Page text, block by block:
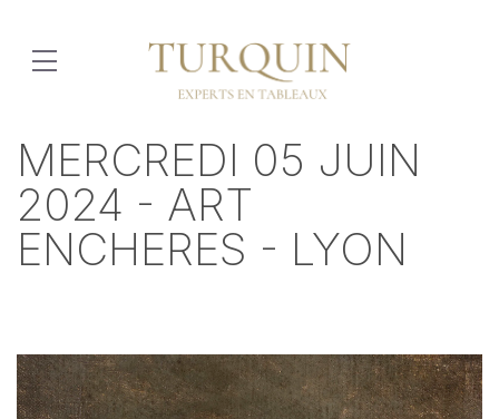
MERCREDI 05 JUIN
2024 - ART
ENCHERES - LYON